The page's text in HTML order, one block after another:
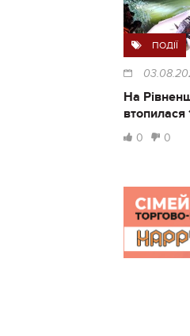
ПОДІЇ
На
втопилася
0 0